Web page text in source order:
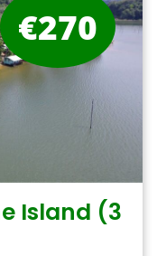
Island (3
€270